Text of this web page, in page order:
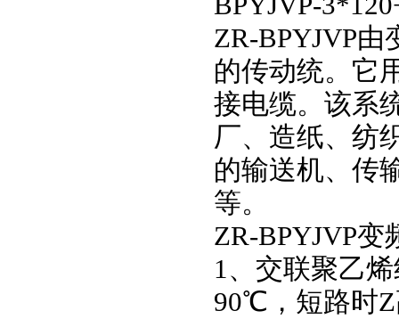
ZR-BPYJVP
的传动统。它
接电缆。该系
厂、造纸、纺
的输送机、传
等。
ZR-BPYJVP
1、交联聚乙
90℃，短路时